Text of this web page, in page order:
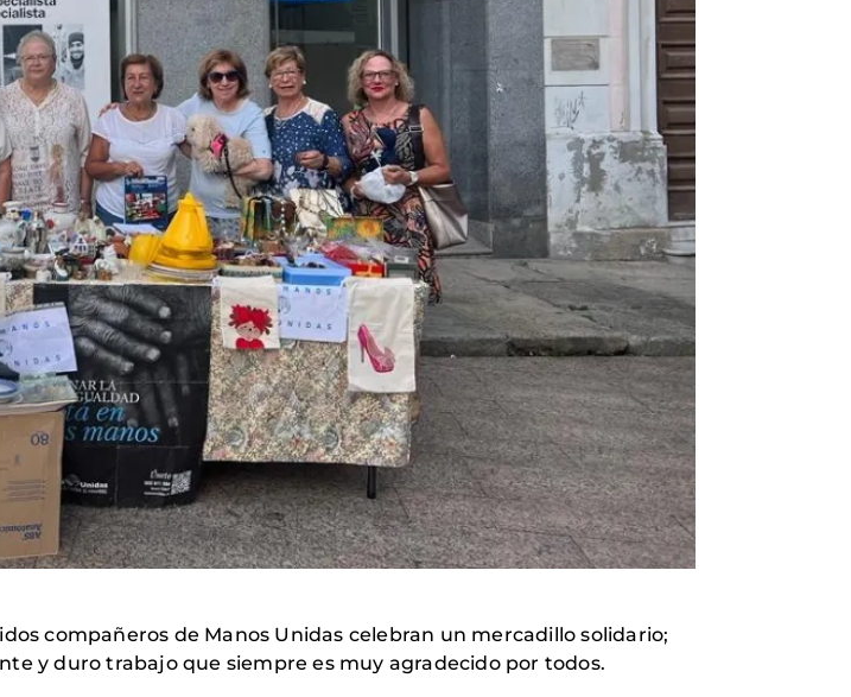
compañeros de Manos Unidas celebran un mercadillo solidario;
y duro trabajo que siempre es muy agradecido por todos.